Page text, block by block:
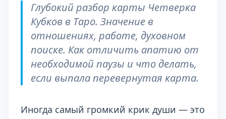
Глубокий разбор карты Четверка
Кубков в Таро. Значение в
отношениях, работе, духовном
поиске. Как отличить апатию от
необходимой паузы и что делать,
если выпала перевернутая карта.
Иногда самый громкий крик души — это